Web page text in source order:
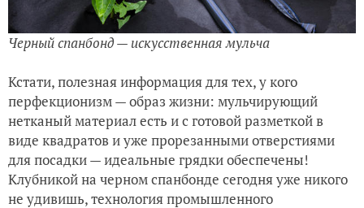
Черный спанбонд — искусственная мульча
Кстати, полезная информация для тех, у кого
перфекционизм — образ жизни: мульчирующий
нетканый материал есть и с готовой разметкой в
виде квадратов и уже прорезанными отверстиями
для посадки — идеальные грядки обеспечены!
Клубникой на черном спанбонде сегодня уже никого
не удивишь, технология промышленного